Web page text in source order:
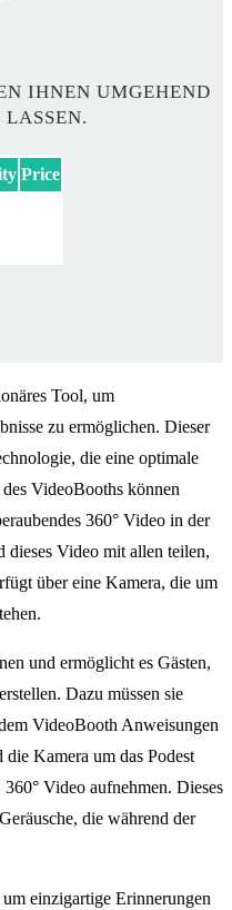
IHNEN UMGEHEND
Price
Tool, um
zu ermöglichen. Dieser
die eine optimale
VideoBooths können
360° Video in der
Video mit allen teilen,
über eine Kamera, die um
und ermöglicht es Gästen,
Dazu müssen sie
VideoBooth Anweisungen
Kamera um das Podest
Video aufnehmen. Dieses
die während der
einzigartige Erinnerungen